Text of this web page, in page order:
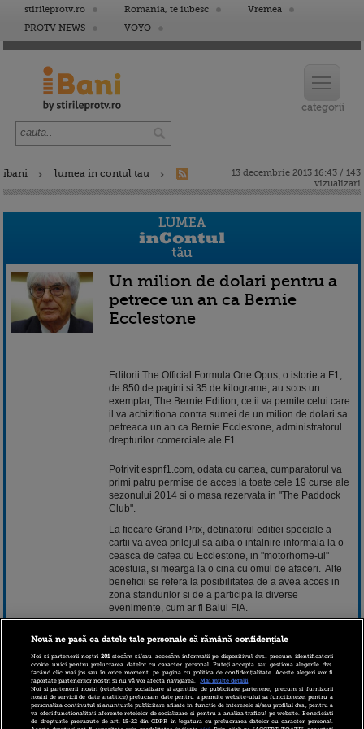
stirileprotv.ro Romania, te iubesc
Vremea
PROTV NEWS
VOYO
ibani lumea in contul tau
13 decembrie 2013 16:43 / 143
vizualizari
Un milion de dolari pentru a
petrece un an ca Bernie
Ecclestone
Editorii The Official Formula One Opus, o istorie a F1,
de 850 de pagini si 35 de kilograme, au scos un
exemplar, The Bernie Edition, ce ii va pemite celui care
il va achizitiona contra sumei de un milion de dolari sa
petreaca un an ca Bernie Ecclestone, administratorul
drepturilor comerciale ale F1.
Potrivit espnf1.com, odata cu cartea, cumparatorul va
primi patru permise de acces la toate cele 19 curse ale
sezonului 2014 si o masa rezervata in "The Paddock
Club".
La fiecare Grand Prix, detinatorul editiei speciale a
cartii va avea prilejul sa aiba o intalnire informala la o
ceasca de cafea cu Ecclestone, in "motorhome-ul"
acestuia, si mearga la o cina cu omul de afaceri. Alte
beneficii se refera la posibilitatea de a avea acces in
zona standurilor si de a participa la diverse
evenimente, cum ar fi Balul FIA.
Ecclestone si de fiecare pilot campion mondial de
Formula 1 aflat in viata.
Editorii au organizat o licitatie pentru a o vinde, ce se
va incheia la 24 decembrie.
Varianta clasica a lucrarii The Official Formula One
Opus costa 2.000 de lire sterline si are un tiraj de 1.500
Nouă ne pasă ca datele tale personale să rămână confidențiale
Noi și partenerii noștri201stocăm și/sau accesăm informații pe dispozitivul dvs., precum identificatorii
cookie unici pentru prelucrarea datelor cu caracter personal. Puteți accepta sau gestiona alegerile dvs.
făcând clic mai jos sau în orice moment, pe pagina cu politica de confidențialitate. Aceste alegeri vor fi
raportate partenerilor noștri și nu vă vor afecta navigarea.
Mai multe detalii
Noi si partenerii nostri (retelele de socializare si agentiile de publicitate partenere, precum si furnizorii
nostri de servicii de date analitice) prelucram date pentru a permite website-ului sa functioneze, pentru a
personaliza continutul si anunturile publicitare afisate in functie de interesele si/sau profilul dvs., pentru a
va oferi functionalitati aferente retelelor de socializare si pentru a analiza traficul pe website. Beneficiati
de drepturile prevazute de art. 15-22 din GDPR in legatura cu prelucrarea datelor cu caracter personal.